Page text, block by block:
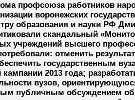
профсоюза работников
воронежских
образования и науки РФ
скандальный
учреждений высшего
отменить
государственным
2013 года;
вузов,
публичным обсуждением